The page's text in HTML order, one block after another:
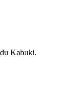
Kabuki.